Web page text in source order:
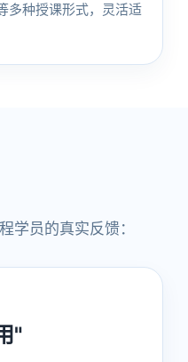
多种授课形式，灵活适
学员的真实反馈：
"